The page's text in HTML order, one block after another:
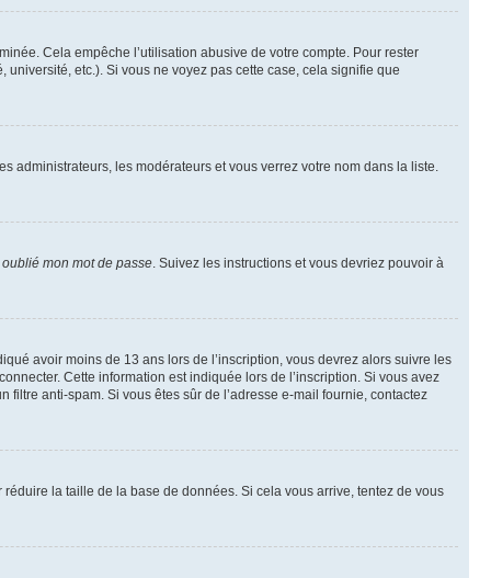
Cela empêche l’utilisation abusive de votre compte. Pour rester
etc.). Si vous ne voyez pas cette case, cela signifie que
administrateurs, les modérateurs et vous verrez votre nom dans la liste.
oublié mon mot de passe . Suivez les instructions et vous devriez pouvoir à
avoir moins de 13 ans lors de l’inscription, vous devrez alors suivre les
Cette information est indiquée lors de l’inscription. Si vous avez
filtre anti-spam. Si vous êtes sûr de l’adresse e-mail fournie, contactez
la taille de la base de données. Si cela vous arrive, tentez de vous